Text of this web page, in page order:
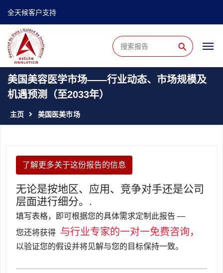
全天候客户支持
⚲
美国美容医学市场——行业动态、市场规模及
机遇预测（至2033年）
主页 美国医美市场
了解更多关于这份报告的信息
无论是按地区、应用、竞争对手还是公司
层面进行细分。.
填写表格，即可根据您的具体需求定制此报告 —
您还将获得 与行业专家的一对一免费咨询，
以验证您的假设并将见解与您的目标保持一致。